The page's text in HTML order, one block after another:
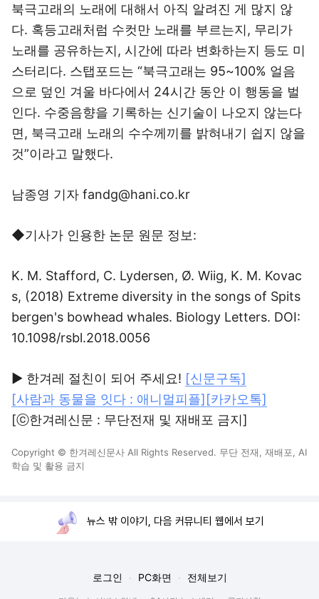
북극고래의 노래에 대해서 아직 알려진 게 많지 않
다. 혹등고래처럼 수컷만 노래를 부르는지, 무리가
노래를 공유하는지, 시간에 따라 변화하는지 등도 미
스터리다. 스탭포드는 “북극고래는 95~100% 얼음
으로 덮인 겨울 바다에서 24시간 동안 이 행동을 벌
인다. 수중음향을 기록하는 신기술이 나오지 않는다
면, 북극고래 노래의 수수께끼를 밝혀내기 쉽지 않을
것”이라고 말했다.
남종영 기자 fandg@hani.co.kr
◆기사가 인용한 논문 원문 정보:
K. M. Stafford, C. Lydersen, Ø. Wiig, K. M. Kovac
s, (2018) Extreme diversity in the songs of Spits
bergen's bowhead whales. Biology Letters. DOI:
10.1098/rsbl.2018.0056
▶ 한겨레 절친이 되어 주세요! [신문구독]
[사람과 동물을 잇다 : 애니멀피플] [카카오톡]
[ⓒ한겨레신문 : 무단전재 및 재배포 금지]
Copyright © 한겨레신문사 All Rights Reserved. 무단 전재, 재배포, AI
학습 및 활용 금지
뉴스 밖 이야기, 다음 커뮤니티 웹에서 보기
로그인 PC화면 전체보기